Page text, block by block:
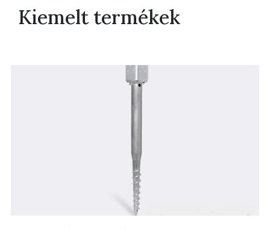
Kiemelt termékek